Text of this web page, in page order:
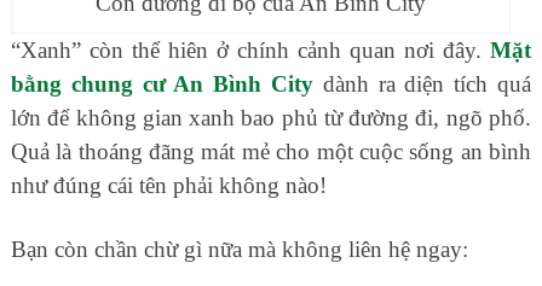
“Xanh” còn thể hiên ở chính cảnh quan nơi đây.Mặt
bằng chung cư An Bình City dành ra diện tích quá
lớn để không gian xanh bao phủ từ đường đi, ngõ phố.
Quả là thoáng đãng mát mẻ cho một cuộc sống an bình
như đúng cái tên phải không nào!
Bạn còn chần chừ gì nữa mà không liên hệ ngay: